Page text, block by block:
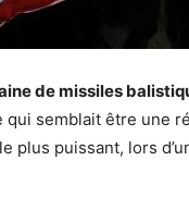
de missiles
qui semblait être une
le plus puissant, lors